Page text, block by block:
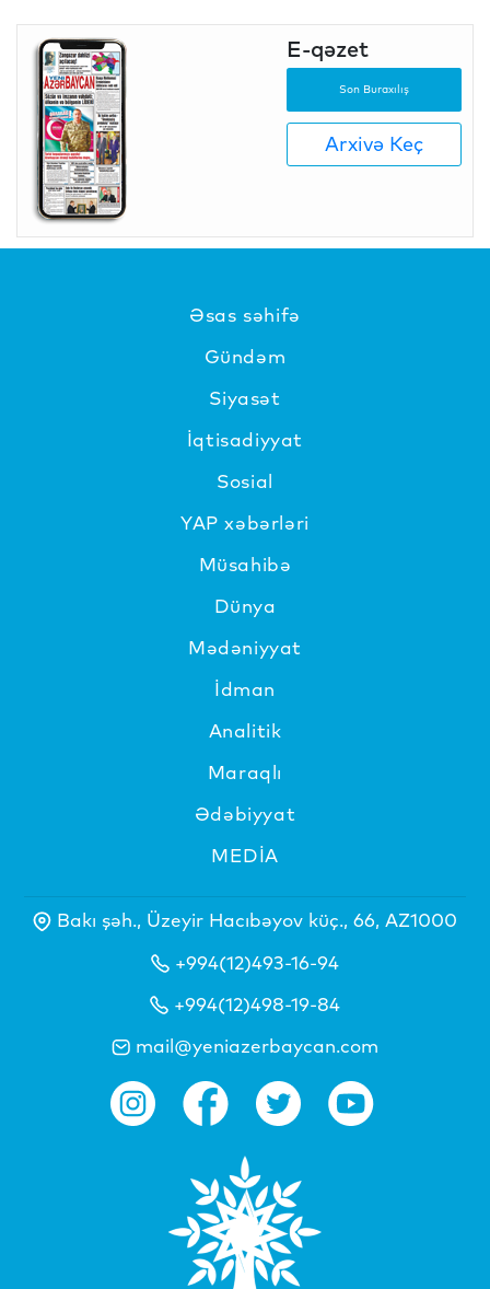
E-qəzet
Son Buraxılış
Arxivə Keç
Əsas səhifə
Gündəm
Siyasət
İqtisadiyyat
Sosial
YAP xəbərləri
Müsahibə
Dünya
Mədəniyyat
İdman
Analitik
Maraqlı
Ədəbiyyat
MEDİA
Bakı şəh., Üzeyir Hacıbəyov küç., 66, AZ1000
+994(12)493-16-94
+994(12)498-19-84
mail@yeniazerbaycan.com